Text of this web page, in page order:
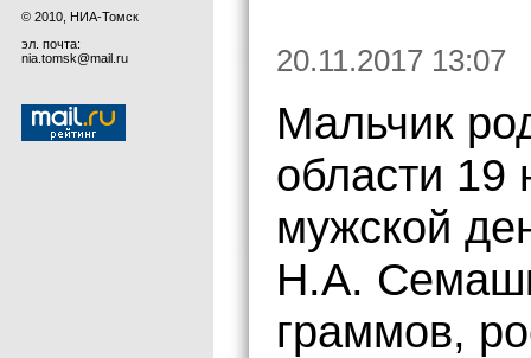
© 2010, НИА-Томск
эл. почта:
nia.tomsk@mail.ru
20.11.2017 13:07
Мальчик
области
мужской
Н.А.
граммов,